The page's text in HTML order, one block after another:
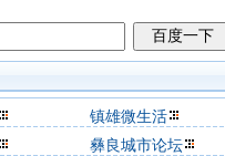
镇雄微生活
彝良城市论坛